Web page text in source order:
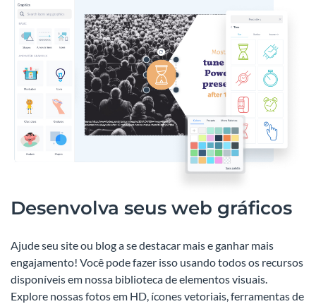
Desenvolva seus web gráficos
Ajude seu site ou blog a se destacar mais e ganhar mais
engajamento! Você pode fazer isso usando todos os recursos
disponíveis em nossa biblioteca de elementos visuais.
Explore nossas fotos em HD, ícones vetoriais, ferramentas de